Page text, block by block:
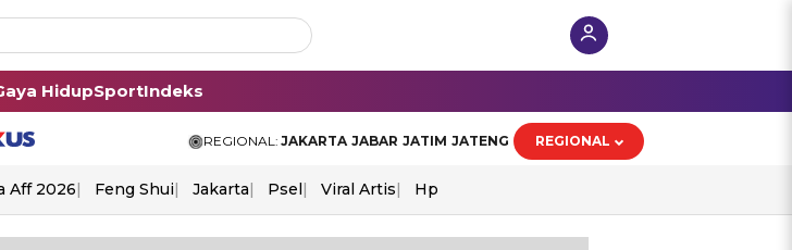
HidupSportIndeks
REGIONAL: JAKARTA JABAR JATIM JATENG REGIONAL
Aff 2026 Feng Shui Jakarta Psel Viral Artis Hp